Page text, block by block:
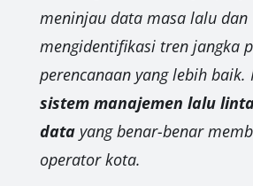
meninjau data masa lalu dan
mengidentifikasi tren jangka
perencanaan yang lebih baik.
sistem manajemen lalu
datayang benar-benar
operator kota.